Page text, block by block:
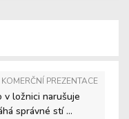
KOMERČNÍ PREZENTACE
v ložnici narušuje
správné stí ...